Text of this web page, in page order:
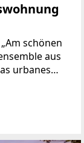
schönen
aus
urbanes
vereint.